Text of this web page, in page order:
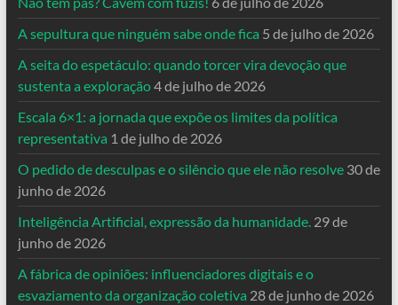
A sepultura que ninguém sabe onde fica 5 de julho de 2026
A seita do espetáculo: quando torcer vira devoção que
sustenta a exploração4 de julho de 2026
Escala 6×1: a jornada que expõe os limites da política
representativa 1 de julho de 2026
O pedido de desculpas e o silêncio que ele não resolve 30 de
junho de 2026
Inteligência Artificial, expressão da humanidade. 29 de
junho de 2026
A fábrica de opiniões: influenciadores digitais e o
esvaziamento da organização coletiva 28 de junho de 2026